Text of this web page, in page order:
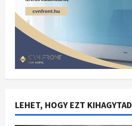
LEHET, HOGY EZT KIHAGYTAD